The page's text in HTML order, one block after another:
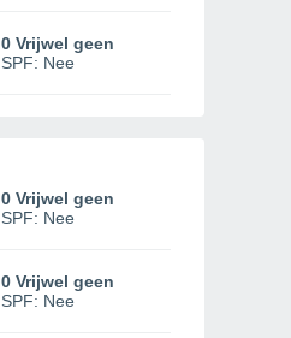
0 Vrijwel geen
SPF: Nee
0 Vrijwel geen
SPF: Nee
0 Vrijwel geen
SPF: Nee